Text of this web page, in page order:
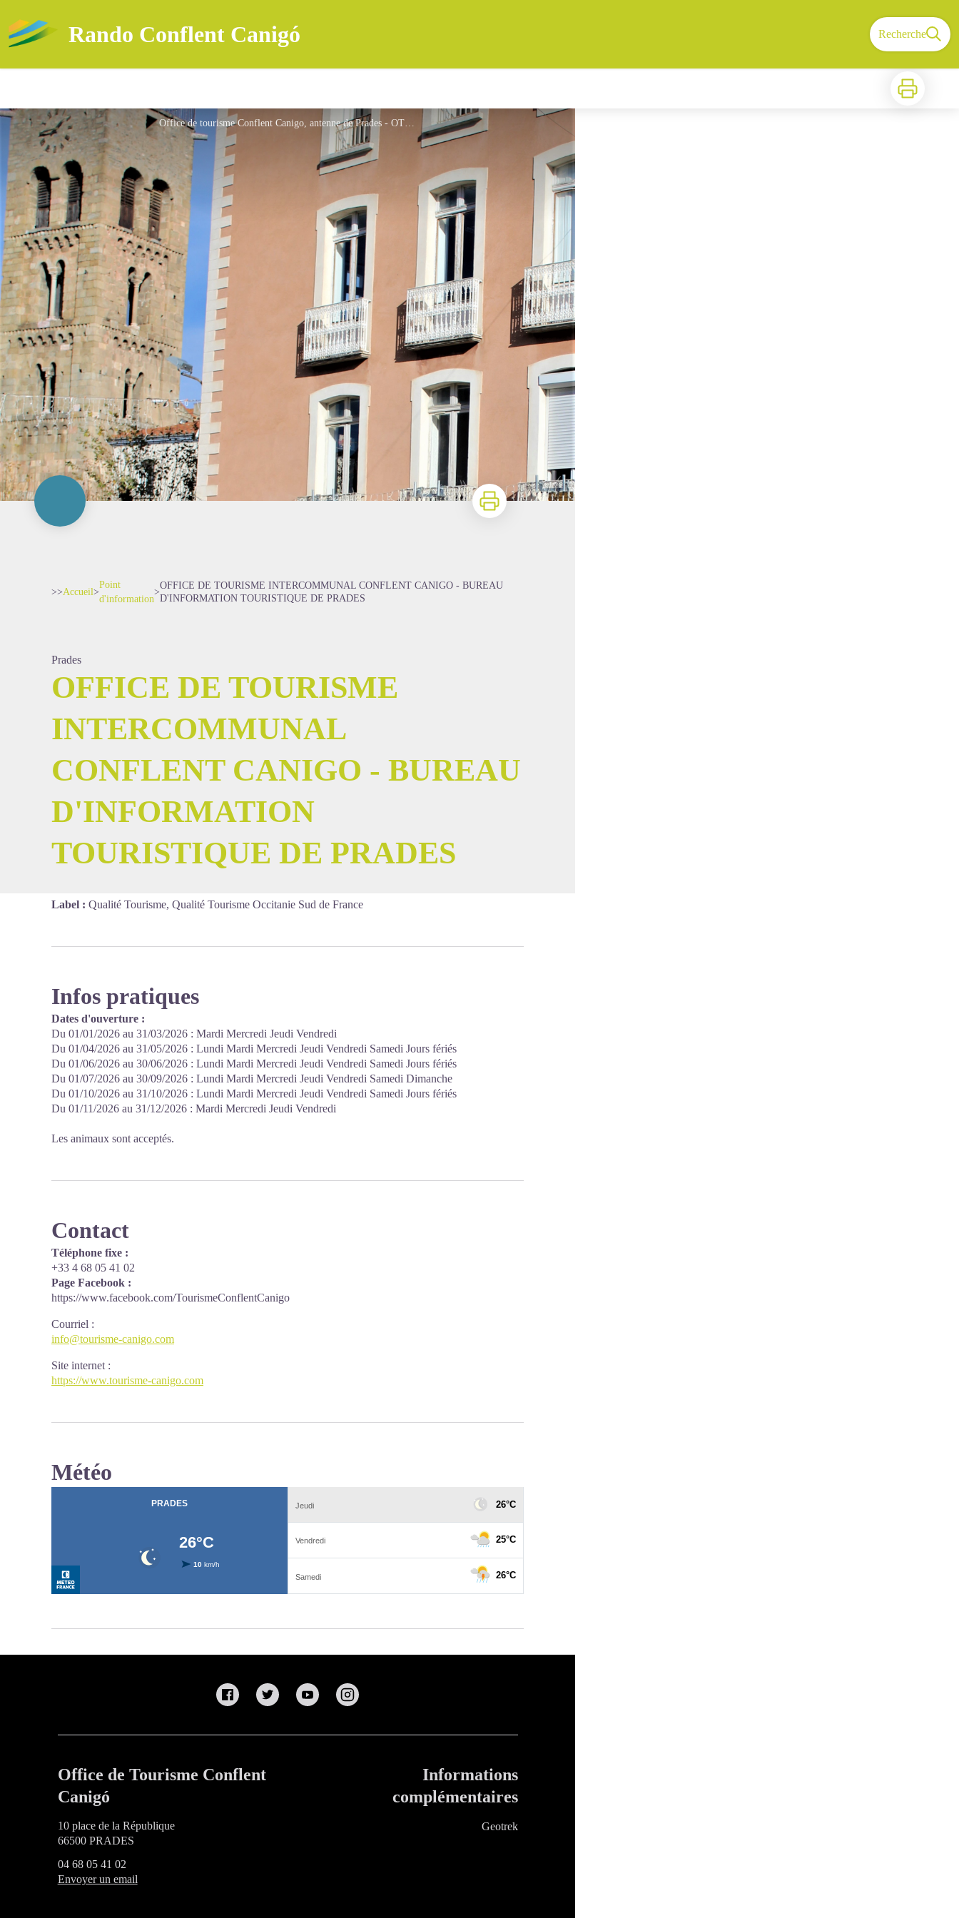
Rando Conflent Canigó Recherche
Imprimer
Office de tourisme Conflent Canigo, antenne de Prades - OTCC
Imprimer
>>Accueil>
Point
d'information
>
OFFICE DE TOURISME INTERCOMMUNAL CONFLENT CANIGO - BUREAU
D'INFORMATION TOURISTIQUE DE PRADES
Prades
OFFICE DE TOURISME
INTERCOMMUNAL
CONFLENT CANIGO - BUREAU
D'INFORMATION
TOURISTIQUE DE PRADES
Label : Qualité Tourisme, Qualité Tourisme Occitanie Sud de France
Infos pratiques
Dates d'ouverture :
Du 01/01/2026 au 31/03/2026 : Mardi Mercredi Jeudi Vendredi
Du 01/04/2026 au 31/05/2026 : Lundi Mardi Mercredi Jeudi Vendredi Samedi Jours fériés
Du 01/06/2026 au 30/06/2026 : Lundi Mardi Mercredi Jeudi Vendredi Samedi Jours fériés
Du 01/07/2026 au 30/09/2026 : Lundi Mardi Mercredi Jeudi Vendredi Samedi Dimanche
Du 01/10/2026 au 31/10/2026 : Lundi Mardi Mercredi Jeudi Vendredi Samedi Jours fériés
Du 01/11/2026 au 31/12/2026 : Mardi Mercredi Jeudi Vendredi
Les animaux sont acceptés.
Contact
Téléphone fixe :
+33 4 68 05 41 02
Page Facebook :
https://www.facebook.com/TourismeConflentCanigo
Courriel :
info@tourisme-canigo.com
Site internet :
https://www.tourisme-canigo.com
Météo
Office de Tourisme Conflent
Canigó
10 place de la République
66500 PRADES
04 68 05 41 02
Envoyer un email
Informations
complémentaires
Geotrek